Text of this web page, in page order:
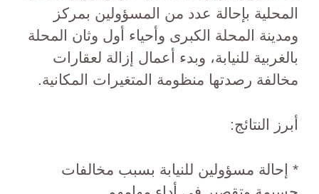
المحلية بإحالة عدد من المسؤولين بمركز
ومدينة المحلة الكبرى وأحياء أول وثان المحلة
بالغربية للنيابة، وبدء أعمال إزالة لعقارات
مخالفة رصدتها منظومة المتغيرات المكانية.
أبرز النتائج:
* إحالة مسؤولين للنيابة بسبب مخالفات